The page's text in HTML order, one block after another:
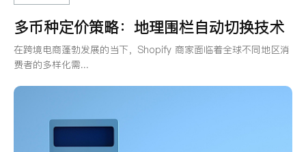
多币种定价策略：地理围栏自动切换技术
在跨境电商蓬勃发展的当下，Shopify 商家面临着全球不同地区消
费者的多样化需...